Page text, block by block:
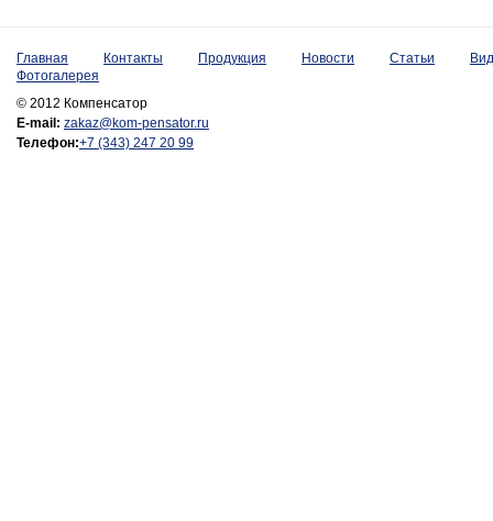
Главная Контакты Продукция Новости Статьи
Фотогалерея
© 2012 Компенсатор
E-mail: zakaz@kom-pensator.ru
Телефон:+7 (343) 247 20 99